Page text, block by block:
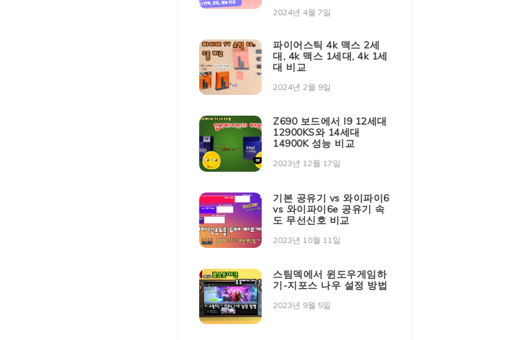
2024년 4월 7일
파이어스틱 4k 맥스 2세
대, 4k 맥스 1세대, 4k 1세
대 비교
2024년 2월 9일
Z690 보드에서 I9 12세대
12900KS와 14세대
14900K 성능 비교
2023년 12월 17일
기본 공유기 vs 와이파이6
vs 와이파이6e 공유기 속
도 무선신호 비교
2023년 10월 11일
스팀덱에서 윈도우게임하
기-지포스 나우 설정 방법
2023년 9월 5일